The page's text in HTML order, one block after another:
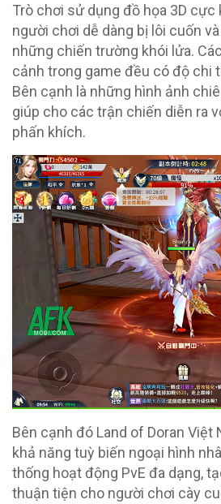
Trò chơi sử dụng đồ họa 3D cực
người chơi dễ dàng bị lôi cuốn
những chiến trường khói lửa.
cảnh trong game đều có độ chi
Bên cạnh là những hình ảnh
giúp cho các trận chiến diễn ra
phấn khích.
Bên cạnh đó Land of Doran Việt
khả năng tuỳ biến ngoại hình
thống hoạt động PvE đa dạng,
thuận tiện cho người chơi cày